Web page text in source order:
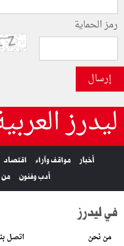
رمز الحماية
إرسال
ليدرز
أخبار مواقف وآراء اقتصاد
أدب وفنون
من
في ليدرز
من نحن اتصل